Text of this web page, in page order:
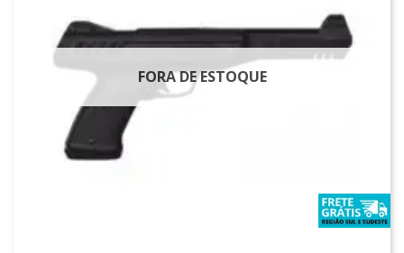
FORA DE ESTOQUE